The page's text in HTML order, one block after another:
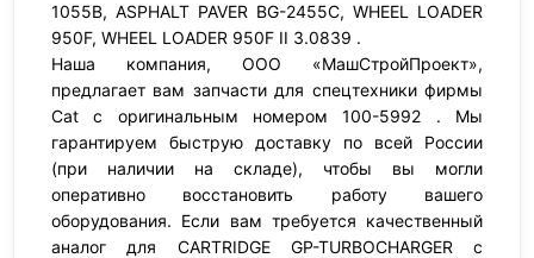
1055B, ASPHALT PAVER BG-2455C, WHEEL LOADER
950F, WHEEL LOADER 950F II 3.0839 .
Наша компания, ООО «МашСтройПроект»,
предлагает вам запчасти для спецтехники фирмы
Cat с оригинальным номером 100-5992 . Мы
гарантируем быструю доставку по всей России
(при наличии на складе), чтобы вы могли
оперативно восстановить работу вашего
оборудования. Если вам требуется качественный
аналог для CARTRIDGE GP-TURBOCHARGER с